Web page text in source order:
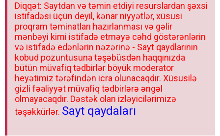
Diqqət: Saytdan və təmin etdiyi resurslardan şəxsi
istifadəsi üçün deyil, kənar niyyətlər, xüsusi
proqram təminatları hazırlanması və gəlir
mənbəyi kimi istifadə etməyə cəhd göstərənlərin
və istifadə edənlərin nəzərinə - Sayt qaydlarının
kobud pozuntusuna təşəbüsdən haqqınızda
bütün müvafiq tədbirlər böyük moderator
heyətimiz tərəfindən icra olunacaqdır. Xüsusilə
gizli fəaliyyət müvafiq tədbirlərə əngəl
olmayacaqdır. Dəstək olan izləyicilərimizə
təşəkkürlər. Sayt qaydaları